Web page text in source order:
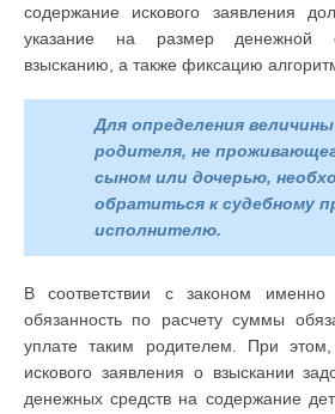
содержание искового заявления
указание на размер денежной
взысканию, а также фиксацию
Для определения
родителя, не
сыном или дочерью,
обратиться к судебному
исполнителю.
В соответствии с законом именно
обязанность по расчету суммы
уплате таким родителем. При этом,
искового заявления о взыскании
денежных средств на содержание